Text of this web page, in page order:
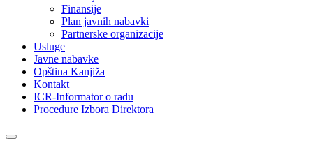
Finansije
Plan javnih nabavki
Partnerske organizacije
Usluge
Javne nabavke
Opština Kanjiža
Kontakt
ICR-Informator o radu
Procedure Izbora Direktora